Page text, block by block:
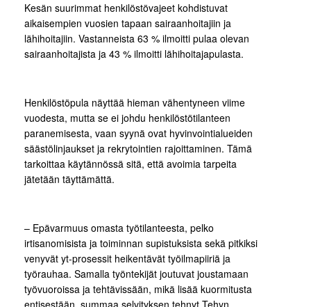
Kesän suurimmat henkilöstövajeet kohdistuvat
aikaisempien vuosien tapaan sairaanhoitajiin ja
lähihoitajiin. Vastanneista 63 % ilmoitti pulaa olevan
sairaanhoitajista ja 43 % ilmoitti lähihoitajapulasta.
Henkilöstöpula näyttää hieman vähentyneen viime
vuodesta, mutta se ei johdu henkilöstötilanteen
paranemisesta, vaan syynä ovat hyvinvointialueiden
säästölinjaukset ja rekrytointien rajoittaminen. Tämä
tarkoittaa käytännössä sitä, että avoimia tarpeita
jätetään täyttämättä.
– Epävarmuus omasta työtilanteesta, pelko
irtisanomisista ja toiminnan supistuksista sekä pitkiksi
venyvät yt-prosessit heikentävät työilmapiiriä ja
työrauhaa. Samalla työntekijät joutuvat joustamaan
työvuoroissa ja tehtävissään, mikä lisää kuormitusta